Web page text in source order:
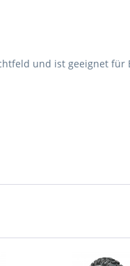
und ist geeignet für